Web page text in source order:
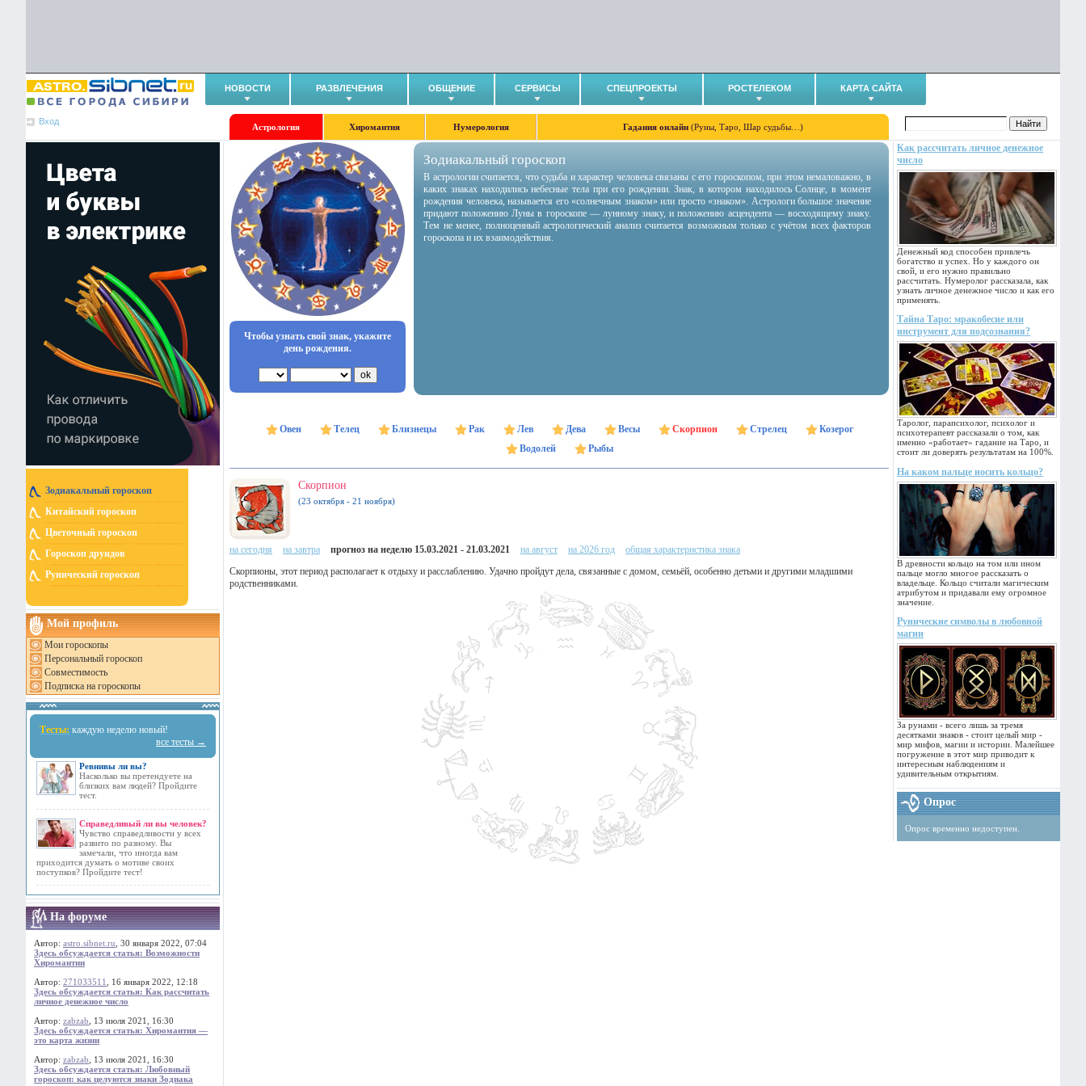
НОВОСТИ РАЗВЛЕЧЕНИЯ ОБЩЕНИЕ СЕРВИСЫ СПЕЦПРОЕКТЫ РОСТЕЛЕКОМ КАРТА САЙТА
Вход
Астрология Хиромантия Нумерология Гадания онлайн (Руны, Таро, Шар судьбы…)
Зодиакальный гороскоп
Китайский гороскоп
Цветочный гороскоп
Гороскоп друидов
Рунический гороскоп
Мой профиль
Мои гороскопы
Персональный гороскоп
Совместимость
Подписка на гороскопы
Тесты: каждую неделю новый!
все тесты →
Ревнивы ли вы?
Насколько вы претендуете на
близких вам людей? Пройдите
тест.
Справедливый ли вы человек?
Чувство справедливости у всех
развито по разному. Вы
замечали, что иногда вам
приходится думать о мотиве своих
поступков? Пройдите тест!
На форуме
Автор: astro.sibnet.ru , 30 января 2022, 07:04
Здесь обсуждается статья: Возможности
Хиромантии
Автор: 271033511
, 16 января 2022, 12:18
Здесь обсуждается статья: Как рассчитать
личное денежное число
Автор: zabzab , 13 июля 2021, 16:30
Здесь обсуждается статья: Хиромантия —
это карта жизни
Автор: zabzab , 13 июля 2021, 16:30
Здесь обсуждается статья: Любовный
гороскоп: как целуются знаки Зодиака
Как рассчитать личное денежное
число
Денежный код способен привлечь
богатство и успех. Но у каждого он
свой, и его нужно правильно
рассчитать. Нумеролог рассказала, как
узнать личное денежное число и как его
применять.
Тайна Таро: мракобесие или
инструмент для подсознания?
Таролог, парапсихолог, психолог и
психотерапевт рассказали о том, как
именно «работает» гадание на Таро, и
стоит ли доверять результатам на 100%.
На каком пальце носить кольцо?
В древности кольцо на том или ином
пальце могло многое рассказать о
владельце. Кольцо считали магическим
атрибутом и придавали ему огромное
значение.
Рунические символы в любовной
магии
За рунами - всего лишь за тремя
десятками знаков - стоит целый мир -
мир мифов, магии и истории. Малейшее
погружение в этот мир приводит к
интересным наблюдениям и
удивительным открытиям.
Опрос
Опрос временно недоступен.
Чтобы узнать свой знак, укажите
день рождения.
Зодиакальный гороскоп
В астрологии считается, что судьба и характер человека связаны с его гороскопом, при этом немаловажно, в
каких знаках находились небесные тела при его рождении. Знак, в котором находилось Солнце, в момент
рождения человека, называется его «солнечным знаком» или просто «знаком». Астрологи большое значение
придают положению Луны в гороскопе — лунному знаку, и положению асцендента — восходящему знаку.
Тем не менее, полноценный астрологический анализ считается возможным только с учётом всех факторов
гороскопа и их взаимодействия.
Овен Телец Близнецы Рак Лев Дева Весы Скорпион Стрелец
Козерог
Водолей
Рыбы
Скорпион
(23 октября - 21 ноября)
на сегодня на завтра прогноз на неделю 15.03.2021 - 21.03.2021 на август на 2026 год
общая характеристика знака
Скорпионы, этот период располагает к отдыху и расслаблению. Удачно пройдут дела, связанные с домом, семьёй, особенно детьми и другими младшими
родственниками.